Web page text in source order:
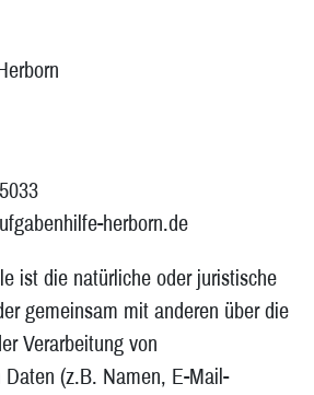
herborn.de
ist die natürliche oder juristische
gemeinsam mit anderen über die
Verarbeitung von
Daten (z.B. Namen, E-Mail-